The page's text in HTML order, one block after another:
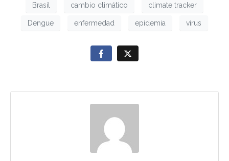
Brasil cambio climático climate tracker
Dengue enfermedad epidemia virus